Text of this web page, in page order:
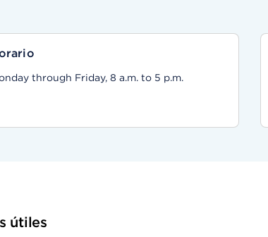
through Friday, 8 a.m. to 5 p.m.
útiles